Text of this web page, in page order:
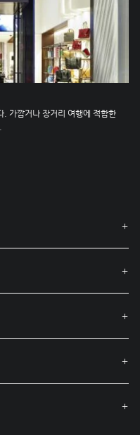
가깝거나 장거리 여행에 적합한